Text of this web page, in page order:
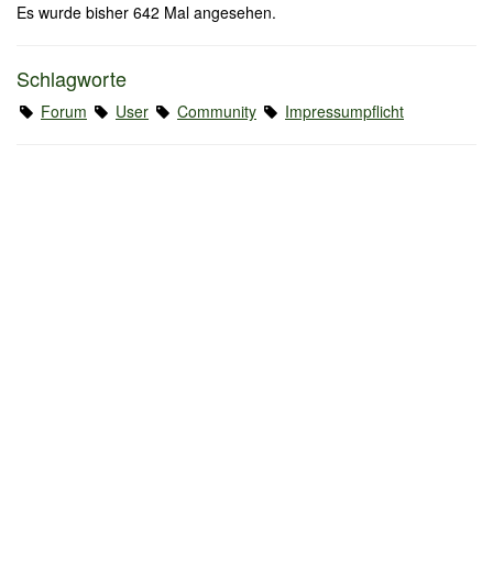
Es wurde bisher 642 Mal angesehen.
Schlagworte
Forum User Community Impressumpflicht